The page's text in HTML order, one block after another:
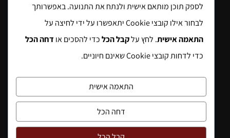
לספק תוכן מותאם אישית ולנתח את התנועה. באפשרותך
לבחור אילו קובצי Cookie יתאפשרו על ידי לחיצה על
התאמה אישית. לחץ עלקבל הכלכדי להסכים או דחה הכל
כדי לדחות קובצי Cookie שאינם חיוניים.
התאמה אישית
דחה הכל